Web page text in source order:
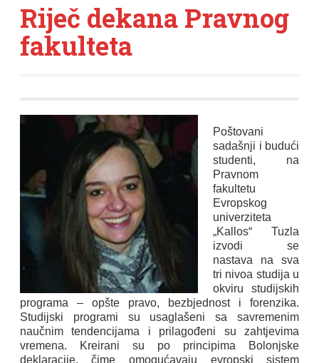
Riječ dekana Pravnog
fakulteta
Poštovani
sadašnji i budući
studenti, na
Pravnom
fakultetu
Evropskog
univerziteta
„Kallos“ Tuzla
izvodi se
nastava na sva
tri nivoa studija u
okviru studijskih
programa – opšte pravo, bezbjednost i forenzika.
Studijski programi su usaglašeni sa savremenim
naučnim tendencijama i prilagođeni su zahtjevima
vremena. Kreirani su po principima Bolonjske
deklaracije, čime omogućavaju evropski sistem